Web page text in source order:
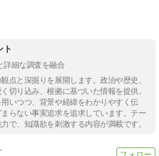
ト
詳細な調査を融合
点と深掘りを展開します。政治や歴史、
切り込み、根拠に基づいた情報を提供。
いつつ、背景や経緯をわかりやすく伝
らない事実追求を追求しています。テー
で、知識欲を刺激する内容が満載です。